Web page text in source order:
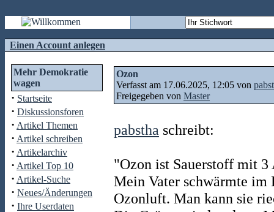
Einen Account anlegen
Mehr Demokratie
wagen
· Startseite
· Diskussionsforen
· Artikel Themen
· Artikel schreiben
· Artikelarchiv
· Artikel Top 10
· Artikel-Suche
· Neues/Änderungen
· Ihre Userdaten
Ozon
Verfasst am 17.06.2025, 12:05 von
Freigegeben von Master
pabstha schreibt:
"Ozon ist Sauerstoff mit 3
Mein Vater schwärmte im
Ozonluft. Man kann sie